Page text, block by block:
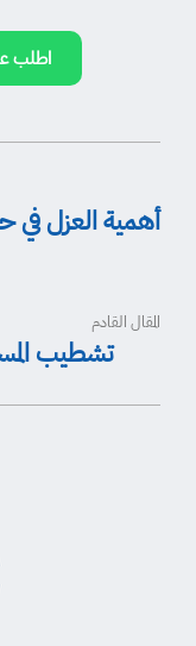
اطلب
أهمية العزل في
المقال القادم
تشطيب